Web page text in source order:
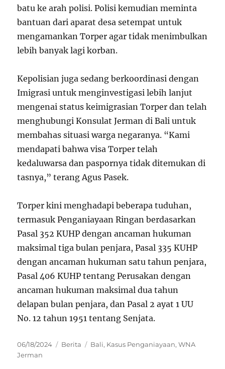
batu ke arah polisi. Polisi kemudian meminta
bantuan dari aparat desa setempat untuk
mengamankan Torper agar tidak menimbulkan
lebih banyak lagi korban.
Kepolisian juga sedang berkoordinasi dengan
Imigrasi untuk menginvestigasi lebih lanjut
mengenai status keimigrasian Torper dan telah
menghubungi Konsulat Jerman di Bali untuk
membahas situasi warga negaranya. “Kami
mendapati bahwa visa Torper telah
kedaluwarsa dan paspornya tidak ditemukan di
tasnya,” terang Agus Pasek.
Torper kini menghadapi beberapa tuduhan,
termasuk Penganiayaan Ringan berdasarkan
Pasal 352 KUHP dengan ancaman hukuman
maksimal tiga bulan penjara, Pasal 335 KUHP
dengan ancaman hukuman satu tahun penjara,
Pasal 406 KUHP tentang Perusakan dengan
ancaman hukuman maksimal dua tahun
delapan bulan penjara, dan Pasal 2 ayat 1 UU
No. 12 tahun 1951 tentang Senjata.
Posted
on
06/18/2024 Categories
Berita Tags
Bali, Kasus Penganiayaan,WNA
Jerman